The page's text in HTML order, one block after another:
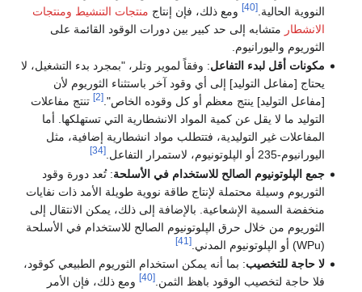
النووية الحالية.[40] ومع ذلك، فإن إنتاج منتجات التنشيط ومنتجات
الانشطار متشابه إلى حد كبير بين دورات الوقود القائمة على
الثوريوم واليورانيوم.
مكونات أقل لبدء التفاعل: وفقاً لموير وتلر، "بمجرد بدء التشغيل، لا
يحتاج [مفاعل التوليد] إلى أي وقود آخر باستثناء الثوريوم لأن
[مفاعل التوليد] ينتج معظم أو كل وقوده الخاص".[2]
تنتج مفاعلات
التوليد ما لا يقل عن كمية المواد الانشطارية التي تستهلكها. أما
المفاعلات غير التوليدية، فتتطلب مواد انشطارية إضافية، مثل
اليورانيوم-235 أو الپلوتونيوم، لاستمرار التفاعل.
[34]
جمع الپلوتونيوم الصالح للاستخدام في الأسلحة: تُعد دورة وقود
الثوريوم وسيلة محتملة لإنتاج طاقة نووية طويلة الأمد ذات نفايات
منخفضة السمية الإشعاعية. بالإضافة إلى ذلك، يمكن الانتقال إلى
الثوريوم من خلال حرق الپلوتونيوم الصالح للاستخدام في الأسلحة
(WPu) أو الپلوتونيوم المدني.
[41]
لا حاجة للتخصيب: بما أنه يمكن استخدام الثوريوم الطبيعي كوقود،
فلا حاجة لتخصيب الوقود باهظ الثمن.[40]
ومع ذلك، فإن الأمر